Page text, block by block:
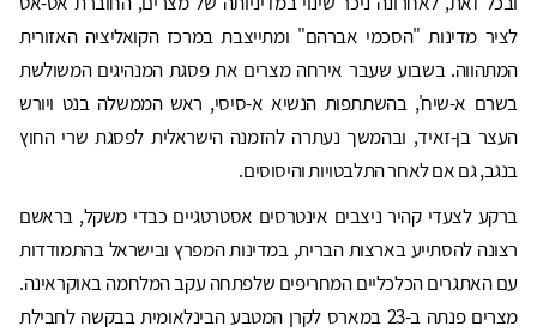
לציר מדינות "הסכמי אברהם" ומתייצבת במרכז הקואליציה האזורית
המתהווה. בשבוע שעבר אירחה מצרים את פסגת המנהיגים המשולשת
בשרם א-שיח', בהשתתפות הנשיא א-סיסי, ראש הממשלה בנט ויורש
העצר בן-זאיד, ובהמשך נעתרה להזמנה הישראלית לפסגת שרי החוץ
בנגב, גם אם לאחר התלבטויות והיסוסים.
ברקע לצעדי קהיר ניצבים אינטרסים אסטרטגיים כבדי משקל, בראשם
רצונה להסתייע בארצות הברית, במדינות המפרץ ובישראל בהתמודדות
עם האתגרים הכלכליים המחריפים שלפתחה עקב המלחמה באוקראינה.
מצרים פנתה ב-23 במארס לקרן המטבע הבינלאומית בבקשה לחבילת